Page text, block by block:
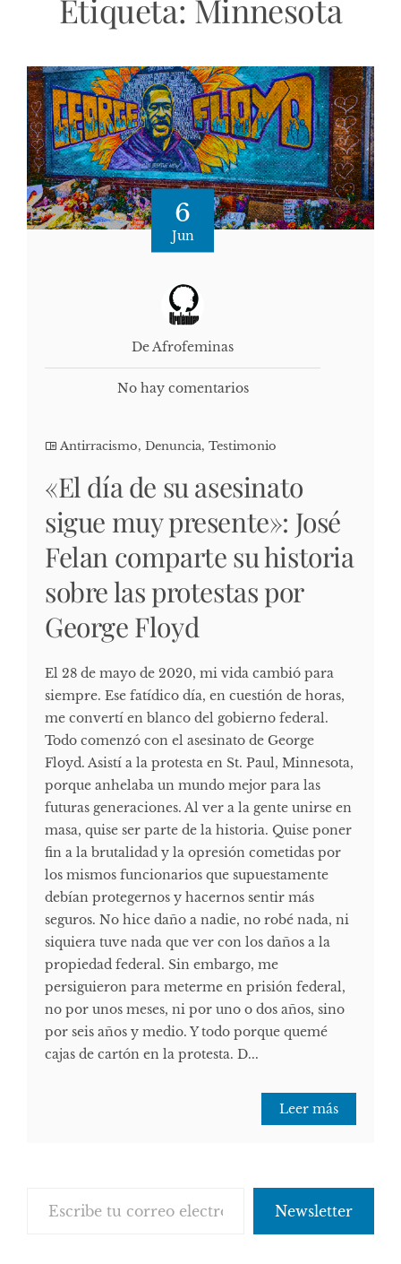
Etiqueta: Minnesota
6
Jun
De Afrofeminas
No hay comentarios
Antirracismo, Denuncia, Testimonio
«El día de su asesinato
sigue muy presente»: José
Felan comparte su historia
sobre las protestas por
George Floyd
El 28 de mayo de 2020, mi vida cambió para
siempre. Ese fatídico día, en cuestión de horas,
me convertí en blanco del gobierno federal.
Todo comenzó con el asesinato de George
Floyd. Asistí a la protesta en St. Paul, Minnesota,
porque anhelaba un mundo mejor para las
futuras generaciones. Al ver a la gente unirse en
masa, quise ser parte de la historia. Quise poner
fin a la brutalidad y la opresión cometidas por
los mismos funcionarios que supuestamente
debían protegernos y hacernos sentir más
seguros. No hice daño a nadie, no robé nada, ni
siquiera tuve nada que ver con los daños a la
propiedad federal. Sin embargo, me
persiguieron para meterme en prisión federal,
no por unos meses, ni por uno o dos años, sino
por seis años y medio. Y todo porque quemé
cajas de cartón en la protesta. D...
Leer más
Newsletter